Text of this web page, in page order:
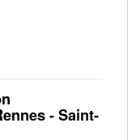
- Saint-